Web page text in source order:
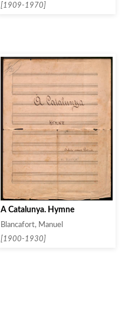
[1909-1970]
À Catalunya. Hymne
Blancafort, Manuel
[1900-1930]